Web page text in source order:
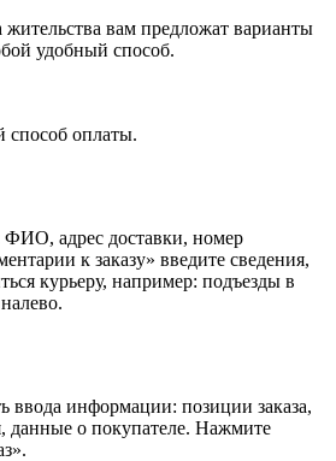
жительства вам предложат варианты
удобный способ.
оплаты.
ФИО, адрес доставки, номер
к заказу» введите сведения,
курьеру, например: подъезды в
ввода информации: позиции заказа,
данные о покупателе. Нажмите